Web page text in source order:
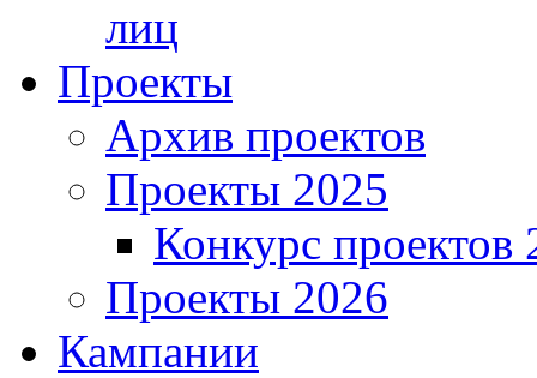
лиц
Проекты
Архив проектов
Проекты 2025
Конкурс проектов
Проекты 2026
Кампании